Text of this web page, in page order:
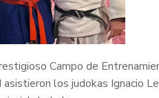
Campo de
los judokas Ignacio